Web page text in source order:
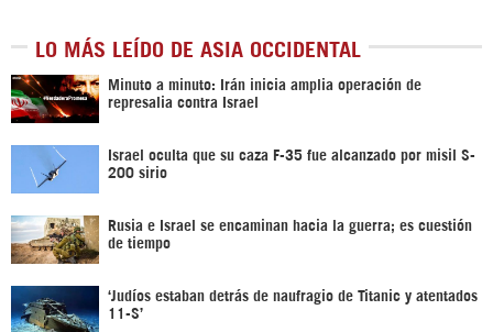
LO MÁS LEÍDO DE ASIA OCCIDENTAL
Minuto a minuto: Irán inicia amplia operación de
represalia contra Israel
Israel oculta que su caza F-35 fue alcanzado por misil S-
200 sirio
Rusia e Israel se encaminan hacia la guerra; es cuestión
de tiempo
‘Judíos estaban detrás de naufragio de Titanic y atentados
11-S’